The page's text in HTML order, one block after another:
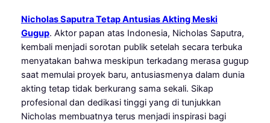
Nicholas Saputra Tetap Antusias Akting Meski
Gugup. Aktor papan atas Indonesia, Nicholas Saputra,
kembali menjadi sorotan publik setelah secara terbuka
menyatakan bahwa meskipun terkadang merasa gugup
saat memulai proyek baru, antusiasmenya dalam dunia
akting tetap tidak berkurang sama sekali. Sikap
profesional dan dedikasi tinggi yang di tunjukkan
Nicholas membuatnya terus menjadi inspirasi bagi